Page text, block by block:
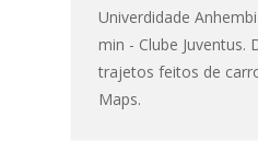
Univerdidade
min - Clube Juventus.
trajetos feitos de
Maps.